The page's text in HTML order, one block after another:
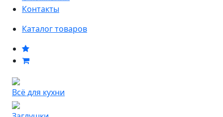
Контакты
Каталог товаров
Всё для кухни